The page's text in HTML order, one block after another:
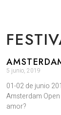
5 junio, 2019
01-02 de junio
Amsterdam
amor?